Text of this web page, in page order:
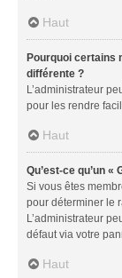
Haut
Pourquoi certains
différente ?
L’administrateur
pour les rendre
Haut
Qu’est-ce qu’un «
Si vous êtes
pour déterminer le
L’administrateur
défaut via votre
Haut